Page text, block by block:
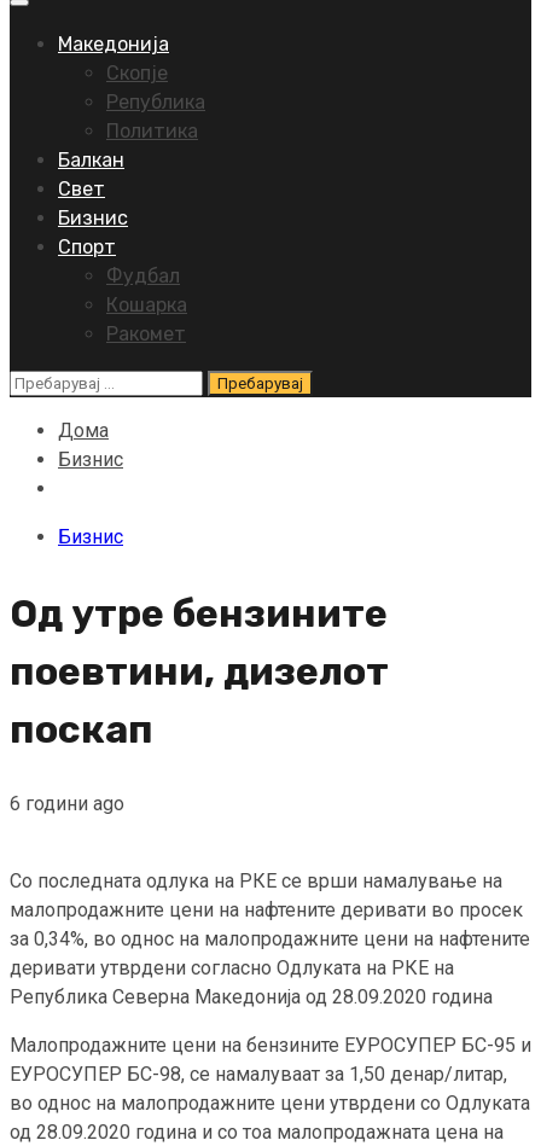
Primary
Македонија
Скопје
Република
Политика
Балкан
Свет
Бизнис
Спорт
Фудбал
Кошарка
Ракомет
Пребарувај
Дома
Бизнис
Бизнис
Од утре бензините
поевтини, дизелот
поскап
6 години ago
Со последната одлука на РКЕ се врши намалување на
малопродажните цени на нафтените деривати во просек
за 0,34%, во однос на малопродажните цени на нафтените
деривати утврдени согласно Одлуката на РКЕ на
Република Северна Македонија од 28.09.2020 година
Малопродажните цени на бензините ЕУРОСУПЕР БС-95 и
ЕУРОСУПЕР БС-98, се намалуваат за 1,50 денар/литар,
во однос на малопродажните цени утврдени со Одлуката
од 28.09.2020 година и со тоа малопродажната цена на